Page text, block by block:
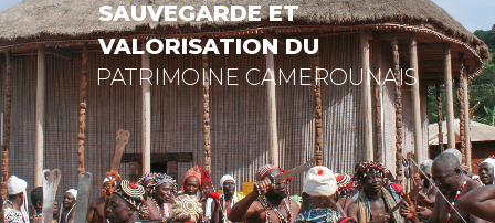
SAUVEGARDE
ET
DU